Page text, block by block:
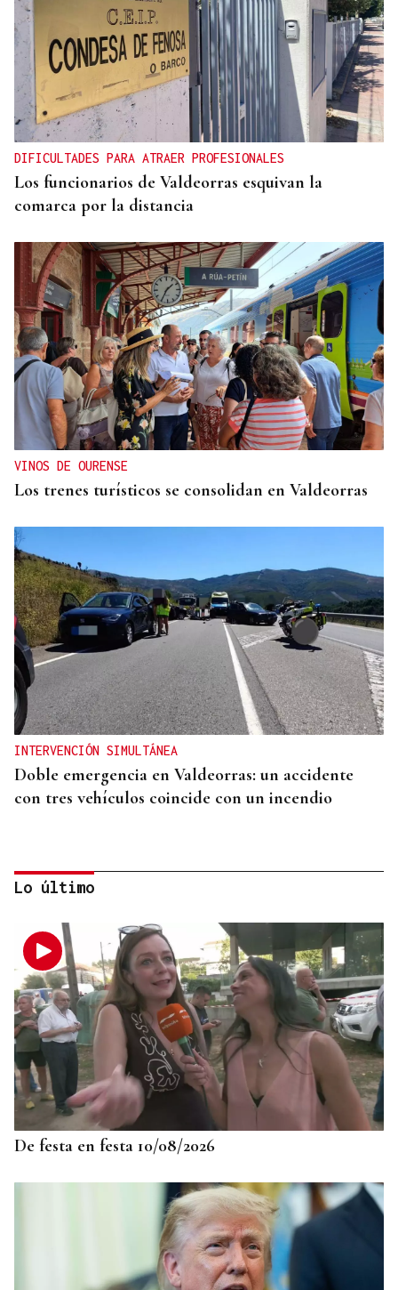
DIFICULTADES PARA ATRAER PROFESIONALES
Los funcionarios de Valdeorras esquivan la
comarca por la distancia
VINOS DE OURENSE
Los trenes turísticos se consolidan en Valdeorras
INTERVENCIÓN SIMULTÁNEA
Doble emergencia en Valdeorras: un accidente
con tres vehículos coincide con un incendio
O SON DA ESTACIÓN
Baiuca, Nadadora o 9Louro visitan A Rúa con los
Concertos do Xacobeo
Lo último
De festa en festa 10/08/2026